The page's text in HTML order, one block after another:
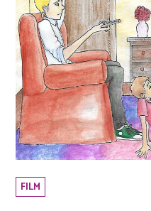
FILM